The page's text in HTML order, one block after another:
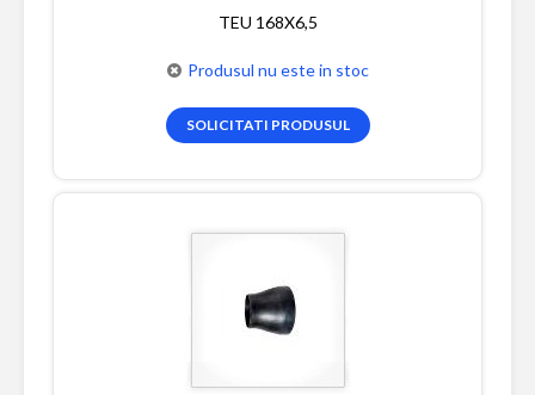
TEU 168X6,5
Produsul nu este in stoc
SOLICITATI PRODUSUL